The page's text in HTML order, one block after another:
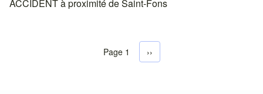
ACCIDENT à proximité de Saint-Fons
Pagination
Page 1 Next page
››